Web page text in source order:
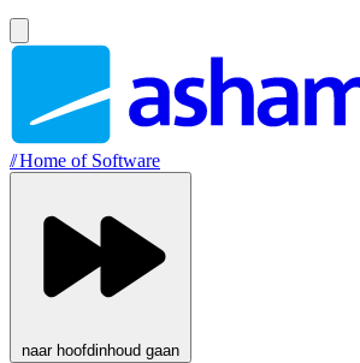
//Home of Software
naar hoofdinhoud gaan